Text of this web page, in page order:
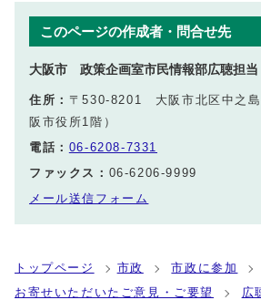
このページの作成者・問合せ先
大阪市 政策企画室市民情報部広聴担当
住所： 〒530-8201 大阪市北区中之
阪市役所1階）
電話： 06-6208-7331
ファックス： 06-6206-9999
メール送信フォーム
トップページ 市政
市政に参加
お寄せいただいたご意見・ご要望
広